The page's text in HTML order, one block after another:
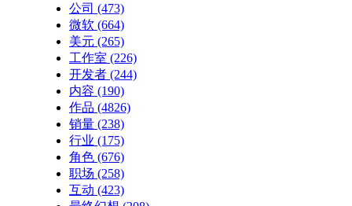
公司 (473)
微软 (664)
美元 (265)
工作室 (226)
开发者 (244)
内容 (190)
作品 (4826)
销量 (238)
行业 (175)
角色 (676)
职场 (258)
互动 (423)